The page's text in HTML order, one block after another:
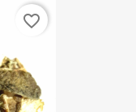
favorite_border